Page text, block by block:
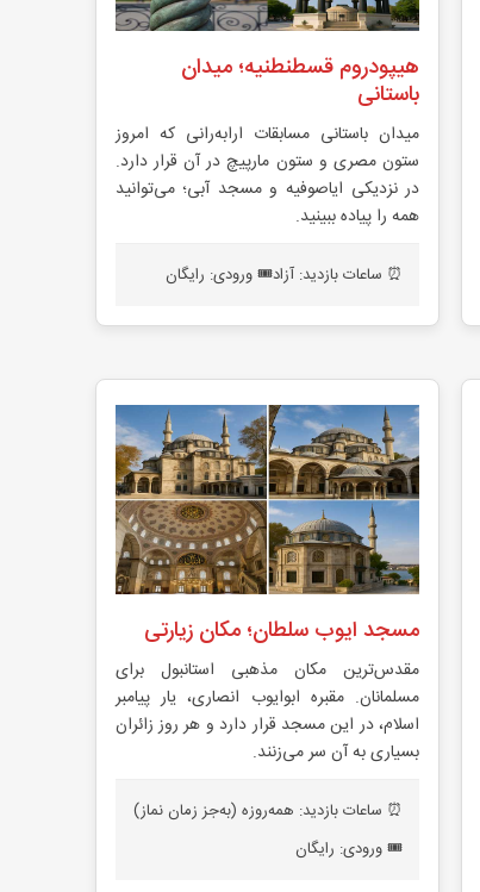
هیپودروم قسطنطنیه؛ میدان
باستانی
میدان باستانی مسابقات ارابه‌رانی که امروز
ستون مصری و ستون مارپیچ در آن قرار دارد.
در نزدیکی ایاصوفیه و مسجد آبی؛ می‌توانید
همه را پیاده ببینید.
⏰ ساعات بازدید: آزاد🎟️ ورودی: رایگان
مسجد ایوب سلطان؛ مکان زیارتی
مقدس‌ترین مکان مذهبی استانبول برای
مسلمانان. مقبره ابوا‌یوب انصاری، یار پیامبر
اسلام، در این مسجد قرار دارد و هر روز زائران
بسیاری به آن سر می‌زنند.
⏰ ساعات بازدید: همه‌روزه (به‌جز زمان نماز)
🎟️ ورودی: رایگان